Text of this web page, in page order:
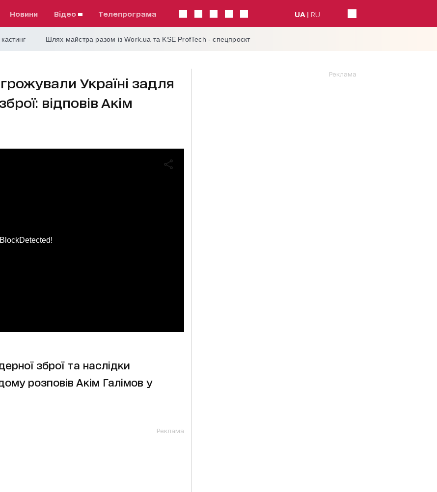
Новини відео телепрограма UA RU
Шлях майстра разом із Work.ua та KSE ProfTech - спецпроєкт
Україні задля
відповів Акім
зброї та наслідки
розповів Акім Галімов у
Реклама
Реклама